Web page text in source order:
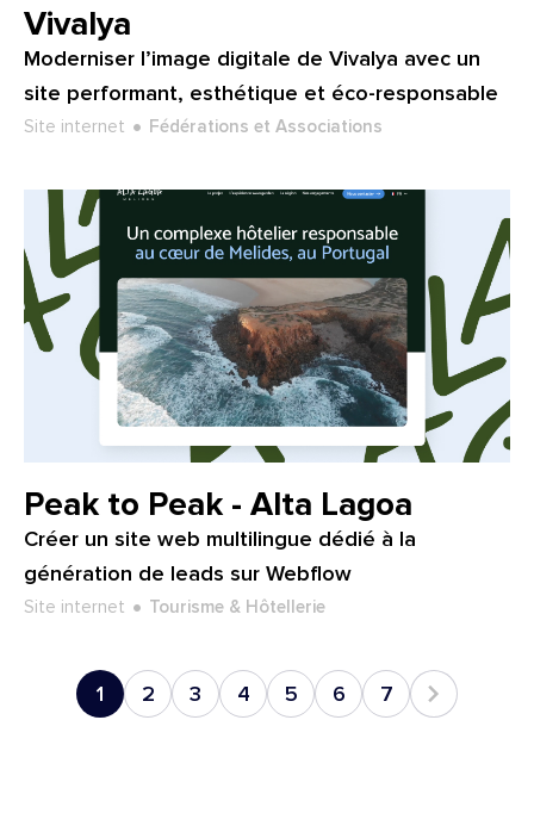
Client :
Vivalya
Moderniser l’image digitale de Vivalya avec un
site performant, esthétique et éco-responsable
Type de projet :
Site internet
Secteur : Fédérations et Associations
Client :
Peak to Peak - Alta Lagoa
Créer un site web multilingue dédié à la
génération de leads sur Webflow
Type de projet :
Site internet
Secteur : Tourisme & Hôtellerie
1 2 3 4 5 6 7